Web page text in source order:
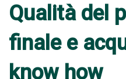
Qualità del
finale e
know how